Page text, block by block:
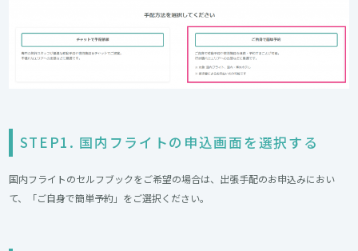
STEP1. 国内フライトの申込画面を選択する
国内フライトのセルフブックをご希望の場合は、出張手配のお申込みにおい
て、「ご自身で簡単予約」をご選択ください。